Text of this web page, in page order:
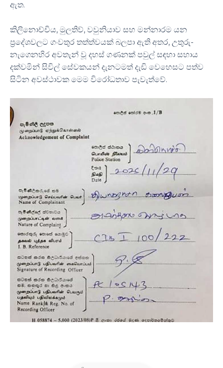
ඇත.
කිලිනොච්චිය, මුලතිව්, වවුනියාව සහ මන්නාරම යන
ප්‍රදේශවලට ගංවතුර තත්ත්වයක් බලපා ඇති අතර, උතුරු-
නැගෙනහිර අවතැන් වූ දහස් ගණනක් පවුල් සඳහා සහාය
දක්වමින් සිවිල් සේවකයන් දැනටමත් දැඩි වෙහෙසට පත්ව
සිටින අවස්ථාවක මෙම විරෝධතාව පැවැත්වේ.